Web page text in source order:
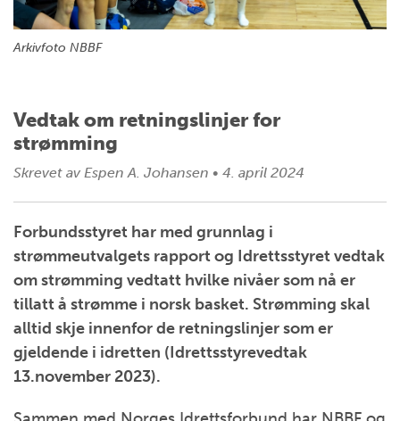
Arkivfoto NBBF
Vedtak om retningslinjer for
strømming
Skrevet av Espen A. Johansen • 4. april 2024
Forbundsstyret har med grunnlag i
strømmeutvalgets rapport og Idrettsstyret vedtak
om strømming vedtatt hvilke nivåer som nå er
tillatt å strømme i norsk basket. Strømming skal
alltid skje innenfor de retningslinjer som er
gjeldende i idretten (Idrettsstyrevedtak
13.november 2023).